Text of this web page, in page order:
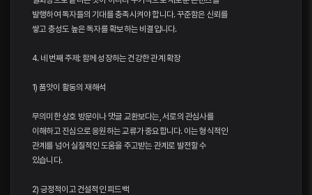
발행하여 독자들의 기대를 충족시켜야 합니다. 꾸준함은 신뢰를
쌓고 충성도 높은 독자를 확보하는 비결입니다.
4. 네 번째 주제: 함께 성장하는 건강한 관계 확장
1) 품앗이 활동의 재해석
무의미한 상호 방문이나 댓글 교환보다는, 서로의 관심사를
이해하고 진심으로 응원하는 교류가 중요합니다. 이는 형식적인
관계를 넘어 실질적인 도움을 주고받는 관계로 발전할 수
있습니다.
2) 긍정적이고 건설적인 피드백